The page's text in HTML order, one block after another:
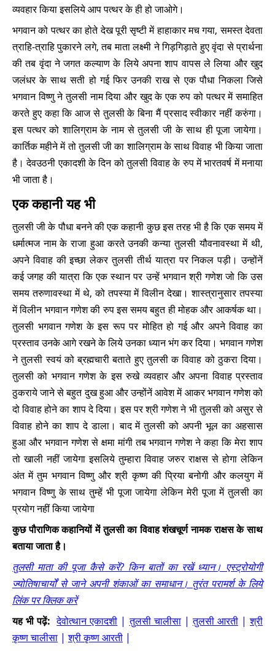
व्यवहार किया इसलिये आप पत्थर के ही हो जाओगे।
भगवान को पत्थर का होते देख पूरी सृष्टी में हाहाकार मच गया, समस्त देवता
त्राहि-त्राहि पुकारने लगे, तब माता लक्ष्मी ने गिड़गिड़ाते हुए वृंदा से प्रार्थना
की तब वृंदा ने जगत कल्याण के लिये अपना शाप वापस ले लिया और खुद
जलंधर के साथ सती हो गई फिर उनकी राख से एक पौधा निकला जिसे
भगवान विष्णु ने तुलसी नाम दिया और खुद के एक रुप को पत्थर में समाहित
करते हुए कहा कि आज से तुलसी के बिना मैं प्रसाद स्वीकार नहीं करुंगा।
इस पत्थर को शालिग्राम के नाम से तुलसी जी के साथ ही पूजा जायेगा।
कार्तिक महीने में तो तुलसी जी का शालिग्राम के साथ विवाह भी किया जाता
है। देवउठनी एकादशी के दिन को तुलसी विवाह के रुप में भारतवर्ष में मनाया
भी जाता है।
एक कहानी यह भी
तुलसी जी के पौधा बनने की एक कहानी कुछ इस तरह भी है कि एक समय में
धर्मात्मज नाम के राजा हुआ करते उनकी कन्या तुलसी यौवनावस्था में थी,
अपने विवाह की इच्छा लेकर तुलसी तीर्थ यात्रा पर निकल पड़ी। उन्होंनें
कई जगह की यात्रा कि एक स्थान पर उन्हें भगवान श्री गणेश जो कि उस
समय तरुणावस्था में थे, को तपस्या में विलीन देखा। शास्त्रानुसार तपस्या
में विलीन भगवान गणेश की रुप इस समय बहुत ही मोहक और आकर्षक था।
तुलसी भगवान गणेश के इस रूप पर मोहित हो गई और अपने विवाह का
प्रस्ताव उनके आगे रखने के लिये उनका ध्यान भंग कर दिया। भगवान गणेश
ने तुलसी स्वयं को ब्रह्मचारी बताते हुए तुलसी क विवाह को ठुकरा दिया।
तुलसी को भगवान गणेश के इस रुखे व्यवहार और अपना विवाह प्रस्ताव
ठुकराये जाने से बहुत दुख हुआ और उन्होंनें आवेश में आकर भगवान गणेश को
दो विवाह होने का शाप दे दिया। इस पर श्री गणेश ने भी तुलसी को असुर से
विवाह होने का शाप दे डाला। बाद में तुलसी को अपनी भूल का अहसास
हुआ और भगवान गणेश से क्षमा मांगी तब भगवान गणेश ने कहा कि मेरा शाप
तो खाली नहीं जायेगा इसलिये तुम्हारा विवाह जरुर राक्षस से होगा लेकिन
अंत में तुम भगवान विष्णु और श्री कृष्ण की प्रिया बनोगी और कलयुग में
भगवान विष्णु के साथ तुम्हें भी पूजा जायेगा लेकिन मेरी पूजा में तुलसी का
प्रयोग नहीं किया जायेगा
कुछ पौराणिक कहानियों में तुलसी का विवाह शंखचूर्ण नामक राक्षस के साथ
बताया जाता है।
तुलसी माता की पूजा कैसे करें? किन बातों का रखें ध्यान। एस्ट्रोयोगी
ज्योतिषाचार्यों से जाने अपनी शंकाओं का समाधान। तुरंत परामर्श के लिये
लिंक पर क्लिक करें
यह भी पढ़ें:देवोत्थान एकादशी |तुलसी चालीसा|तुलसी आरती|श्री
कृष्ण चालीसा |श्री कृष्ण आरती |